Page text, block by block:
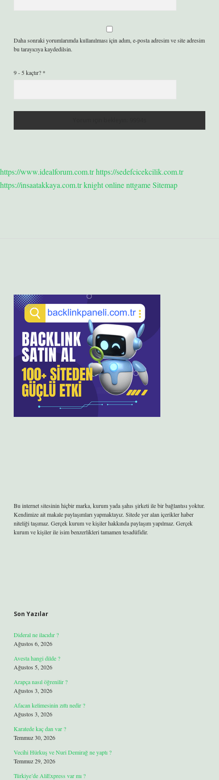
Daha sonraki yorumlarımda kullanılması için adım, e-posta adresim ve site adresim
bu tarayıcıya kaydedilsin.
9 - 5 kaçtır? *
https://www.idealforum.com.trhttps://sedefcicekcilik.com.tr
https://insaatakkaya.com.trknight onlinenttgameSitemap
Bu internet sitesinin hiçbir marka, kurum yada şahıs şirketi ile bir bağlantısı yoktur.
Kendimize ait makale paylaşımları yapmaktayız. Sitede yer alan içerikler haber
niteliği taşımaz. Gerçek kurum ve kişiler hakkında paylaşım yapılmaz. Gerçek
kurum ve kişiler ile isim benzerlikleri tamamen tesadüfidir.
Son Yazılar
Dideral ne ilacıdır ?
Ağustos 6, 2026
Avesta hangi dilde ?
Ağustos 5, 2026
Arapça nasıl öğrenilir ?
Ağustos 3, 2026
Afacan kelimesinin zıttı nedir ?
Ağustos 3, 2026
Karatede kaç dan var ?
Temmuz 30, 2026
Vecihi Hürkuş ve Nuri Demirağ ne yaptı ?
Temmuz 29, 2026
Türkiye’de AliExpress var mı ?